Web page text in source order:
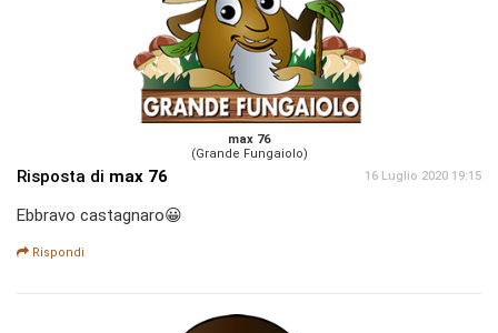
max 76
(Grande Fungaiolo)
Risposta di max 76 16 Luglio 2020 19:15
Ebbravo castagnaro😀
Rispondi